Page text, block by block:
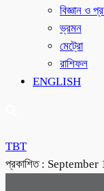
বিজ্ঞান ও
ভ্রমন
মেট্রো
রাশিফল
ENGLISH
TBT
প্রকাশিত : September